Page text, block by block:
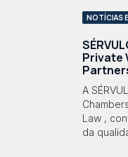
NOTÍCIAS
Private
A
Law ,
da